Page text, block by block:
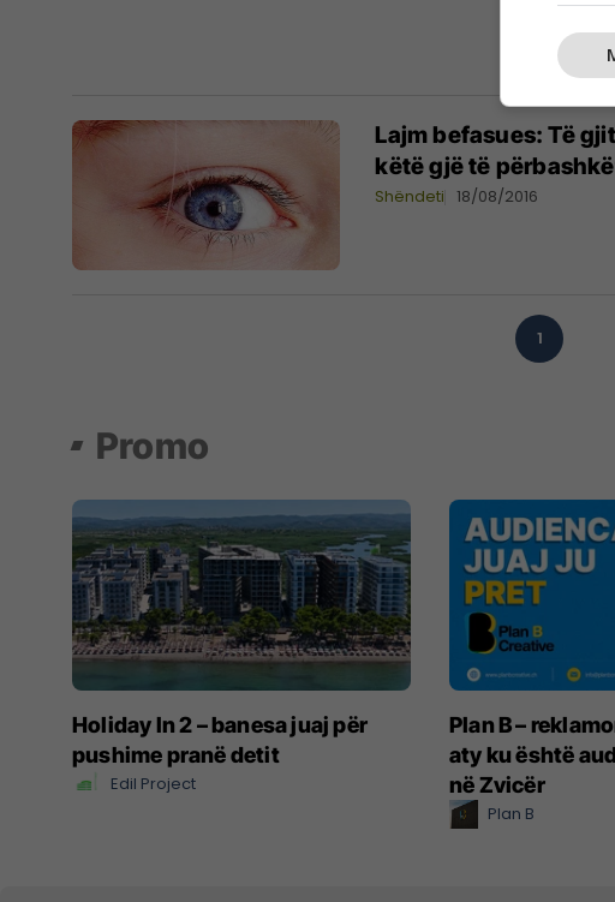
Lajm befasues: Të
këtë gjë të
Shëndeti 18/08/2016
1
Promo
Holiday In 2 – banesa juaj për
pushime pranë detit
Edil Project
Plan B –
aty ku është
në Zvicër
Plan B